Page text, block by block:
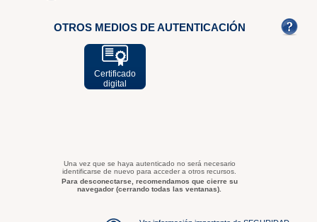
OTROS MEDIOS DE AUTENTICACIÓN
Certificado
digital
Una vez que se haya autenticado no será necesario
identificarse de nuevo para acceder a otros recursos.
Para desconectarse, recomendamos que cierre su
navegador (cerrando todas las ventanas).